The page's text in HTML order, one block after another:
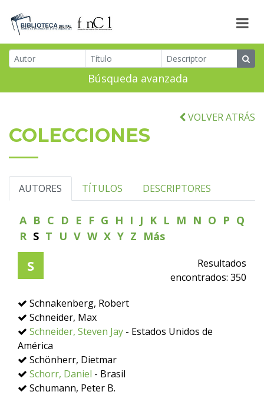
Búsqueda avanzada
VOLVER ATRÁS
COLECCIONES
AUTORES TÍTULOS DESCRIPTORES
A B C D E F G H I J K L M N O P Q
R S T U V W X Y Z Más
S
Resultados
encontrados: 350
Schnakenberg, Robert
Schneider, Max
Schneider, Steven Jay - Estados Unidos de
América
Schönherr, Dietmar
Schorr, Daniel - Brasil
Schumann, Peter B.